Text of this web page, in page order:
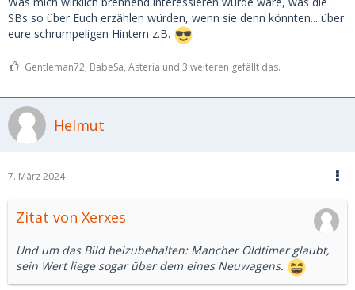
SBs so über Euch erzählen würden, wenn sie denn könnten... über
eure schrumpeligen Hintern z.B.
Gentleman72, BabeSa, Asteria und 3 weiteren gefällt das.
Helmut
7. März 2024
Zitat von Xerxes
Und um das Bild beizubehalten: Mancher Oldtimer glaubt,
sein Wert liege sogar über dem eines Neuwagens.